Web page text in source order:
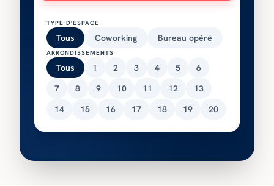
TYPE D'ESPACE
Tous Coworking Bureau opéré
ARRONDISSEMENTS
Tous 1 2 3 4 5
6
7
8 9 10 11 12
13
14
15 16 17 18 19 20